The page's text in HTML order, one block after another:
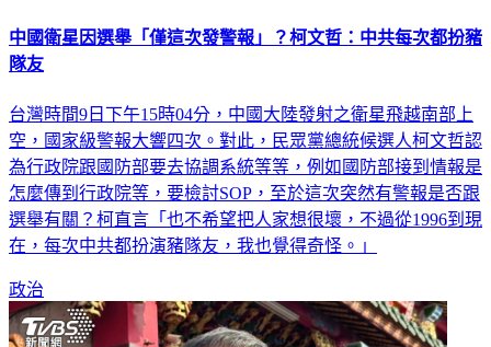
中國衛星因選舉「僅這次發警報」？柯文哲：中共每次都扮豬
隊友
台灣時間9日下午15時04分，中國大陸發射之衛星飛越南部上
空，國家級警報大響四次。對此，民眾黨總統候選人柯文哲認
為行政院跟國防部要去協調系統等等，例如國防部接到情報是
怎麼傳到行政院等，要檢討SOP，至於這次突然有警報是否跟
選舉有關？柯直言「也不希望把人家想很壞，不過從1996到現
在，每次中共都扮演豬隊友，我也覺得奇怪。」
政治